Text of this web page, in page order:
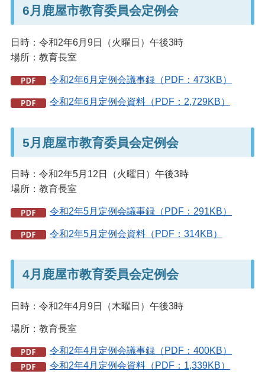
6月鹿屋市教育委員会定例会
日時：令和2年6月9日（火曜日）午後3時
場所：教育長室
令和2年6月定例会議事録（PDF：473KB）
令和2年6月定例会資料（PDF：2,729KB）
5月鹿屋市教育委員会定例会
日時：令和2年5月12日（火曜日）午後3時
場所：教育長室
令和2年5月定例会議事録（PDF：291KB）
令和2年5月定例会資料（PDF：314KB）
4月鹿屋市教育委員会定例会
日時：令和2年4月9日（木曜日）午後3時
場所：教育長室
令和2年4月定例会議事録（PDF：400KB）
令和2年4月定例会資料（PDF：1,339KB）